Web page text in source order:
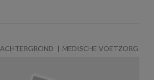
ACHTERGROND MEDISCHE VOETZORG